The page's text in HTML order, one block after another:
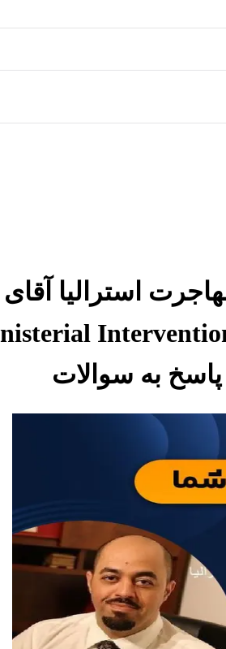
استرالیا
پاسخ به سوالات